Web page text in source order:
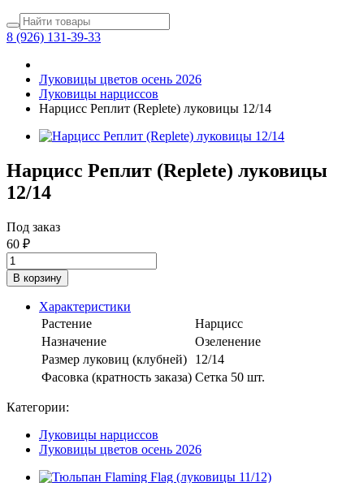
8 (926) 131-39-33
Луковицы цветов осень 2026
Луковицы нарциссов
Нарцисс Реплит (Replete) луковицы 12/14
Нарцисс Реплит (Replete) луковицы
12/14
Под заказ
60 ₽
В корзину
Характеристики
Растение
Нарцисс
Назначение
Озеленение
Размер луковиц (клубней)
12/14
Фасовка (кратность заказа) Сетка 50 шт.
Категории:
Луковицы нарциссов
Луковицы цветов осень 2026